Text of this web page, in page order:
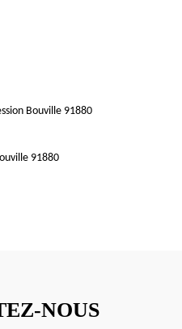
Bouville 91880
91880
NOUS